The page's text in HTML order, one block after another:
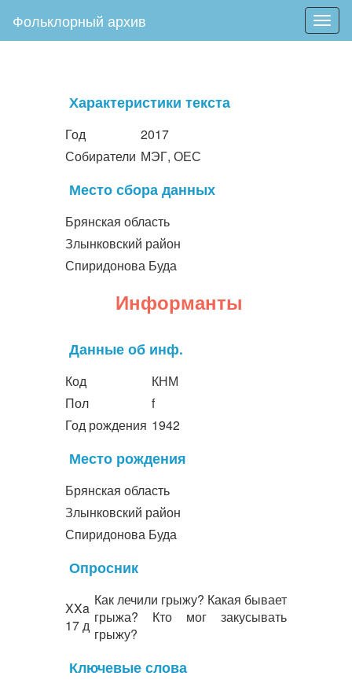
Фольклорный архив
Характеристики текста
Год
2017
Собиратели МЭГ, ОЕС
Место сбора данных
Брянская область
Злынковский район
Спиридонова Буда
Информанты
Данные об инф.
Код
КНМ
Пол
f
Год рождения 1942
Место рождения
Брянская область
Злынковский район
Спиридонова Буда
Опросник
XXa
17 д
Как лечили грыжу? Какая бывает
грыжа? Кто мог закусывать
грыжу?
Ключевые слова